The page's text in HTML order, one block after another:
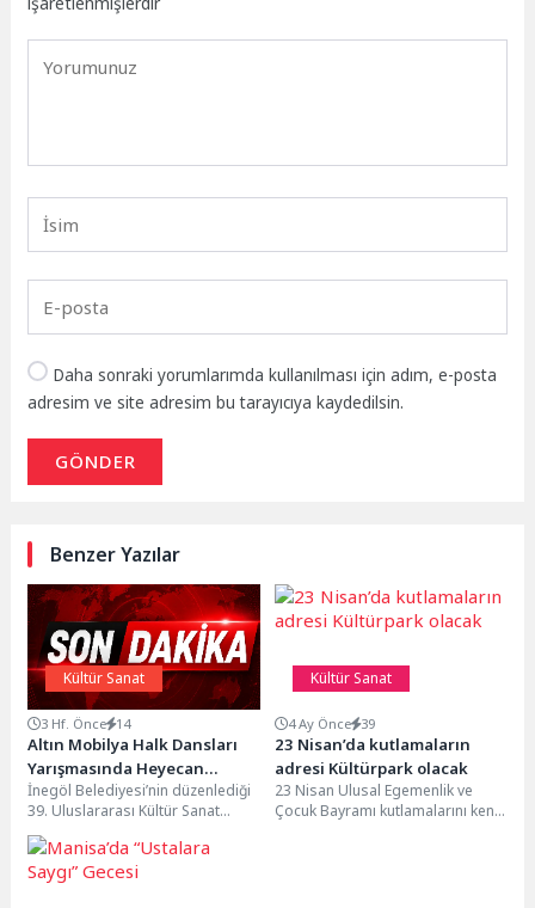
Daha sonraki yorumlarımda kullanılması için adım, e-posta
adresim ve site adresim bu tarayıcıya kaydedilsin.
GÖNDER
Benzer Yazılar
Kültür Sanat
3 Hf. Önce 14
Altın Mobilya Halk Dansları
Yarışmasında Heyecan
Başladı
İnegöl Belediyesi’nin düzenlediği
39. Uluslararası Kültür Sanat
Festivali kapsamında bu yıl
10’uncusu gerçekleştirilen Altın
Mobilya...
Kültür Sanat
4 Ay Önce 39
23 Nisan’da kutlamaların
adresi Kültürpark olacak
23 Nisan Ulusal Egemenlik ve
Çocuk Bayramı kutlamalarını kent